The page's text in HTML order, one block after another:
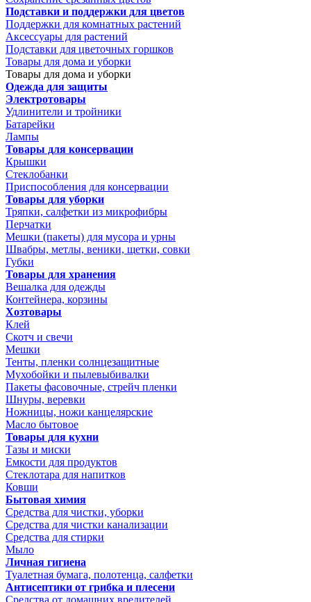
Подставки и поддержки для цветов
Поддержки для комнатных растений
Аксессуары для растений
Подставки для цветочных горшков
Товары для дома и уборки
Товары для дома и уборки
Одежда для защиты
Электротовары
Удлинители и тройники
Батарейки
Лампы
Товары для консервации
Крышки
Стеклобанки
Приспособления для консервации
Товары для уборки
Тряпки, салфетки из микрофибры
Перчатки
Мешки (пакеты) для мусора и урны
Швабры, метлы, веники, щетки, совки
Губки
Товары для хранения
Вешалка для одежды
Контейнера, корзины
Хозтовары
Клей
Скотч и свечи
Мешки
Тенты, пленки солнцезащитные
Мухобойки и пылевыбивалки
Пакеты фасовочные, стрейч пленки
Шнуры, веревки
Ножницы, ножи канцелярские
Масло бытовое
Товары для кухни
Тазы и миски
Емкости для продуктов
Стеклотара для напитков
Ковши
Бытовая химия
Средства для чистки, уборки
Средства для чистки канализации
Средства для стирки
Мыло
Личная гигиена
Туалетная бумага, полотенца, салфетки
Антисептики от грибка и плесени
Средства от домашних вредителей